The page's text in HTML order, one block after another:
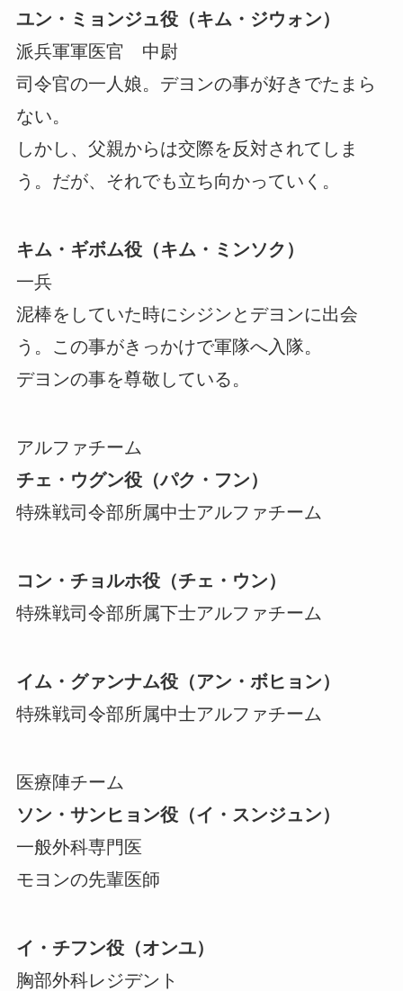
ユン・ミョンジュ役（キム・ジウォン）
派兵軍軍医官 中尉
司令官の一人娘。デヨンの事が好きでたまら
ない。
しかし、父親からは交際を反対されてしま
う。だが、それでも立ち向かっていく。
キム・ギボム役（キム・ミンソク）
一兵
泥棒をしていた時にシジンとデヨンに出会
う。この事がきっかけで軍隊へ入隊。
デヨンの事を尊敬している。
アルファチーム
チェ・ウグン役（パク・フン）
特殊戦司令部所属中士アルファチーム
コン・チョルホ役（チェ・ウン）
特殊戦司令部所属下士アルファチーム
イム・グァンナム役（アン・ボヒョン）
特殊戦司令部所属中士アルファチーム
医療陣チーム
ソン・サンヒョン役（イ・スンジュン）
一般外科専門医
モヨンの先輩医師
イ・チフン役（オンユ）
胸部外科レジデント